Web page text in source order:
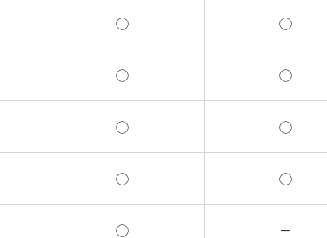
◯ ◯
◯ ◯
◯ ◯
◯ ◯
◯ －